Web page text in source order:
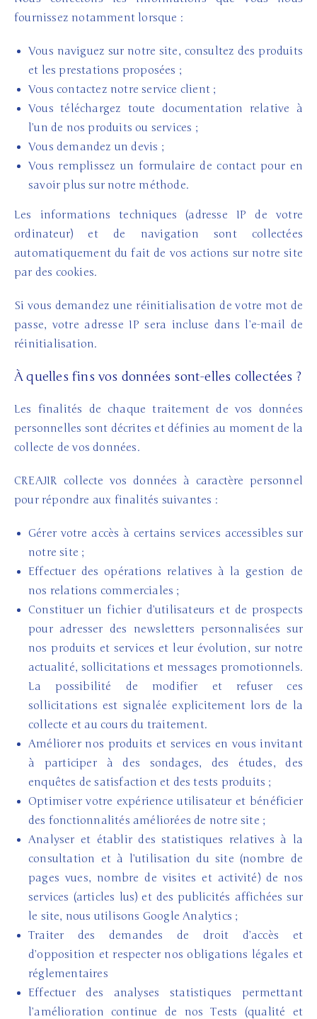
fournissez notamment lorsque :
Vous naviguez sur notre site, consultez des produits
et les prestations proposées ;
Vous contactez notre service client ;
Vous téléchargez toute documentation relative à
l’un de nos produits ou services ;
Vous demandez un devis ;
Vous remplissez un formulaire de contact pour en
savoir plus sur notre méthode.
Les informations techniques (adresse IP de votre
ordinateur) et de navigation sont collectées
automatiquement du fait de vos actions sur notre site
par des cookies.
Si vous demandez une réinitialisation de votre mot de
passe, votre adresse IP sera incluse dans l’e-mail de
réinitialisation.
À quelles fins vos données sont-elles collectées ?
Les finalités de chaque traitement de vos données
personnelles sont décrites et définies au moment de la
collecte de vos données.
CREAJIR collecte vos données à caractère personnel
pour répondre aux finalités suivantes :
Gérer votre accès à certains services accessibles sur
notre site ;
Effectuer des opérations relatives à la gestion de
nos relations commerciales ;
Constituer un fichier d’utilisateurs et de prospects
pour adresser des newsletters personnalisées sur
nos produits et services et leur évolution, sur notre
actualité, sollicitations et messages promotionnels.
La possibilité de modifier et refuser ces
sollicitations est signalée explicitement lors de la
collecte et au cours du traitement.
Améliorer nos produits et services en vous invitant
à participer à des sondages, des études, des
enquêtes de satisfaction et des tests produits ;
Optimiser votre expérience utilisateur et bénéficier
des fonctionnalités améliorées de notre site ;
Analyser et établir des statistiques relatives à la
consultation et à l’utilisation du site (nombre de
pages vues, nombre de visites et activité) de nos
services (articles lus) et des publicités affichées sur
le site, nous utilisons Google Analytics ;
Traiter des demandes de droit d’accès et
d’opposition et respecter nos obligations légales et
réglementaires
Effectuer des analyses statistiques permettant
l’amélioration continue de nos Tests (qualité et